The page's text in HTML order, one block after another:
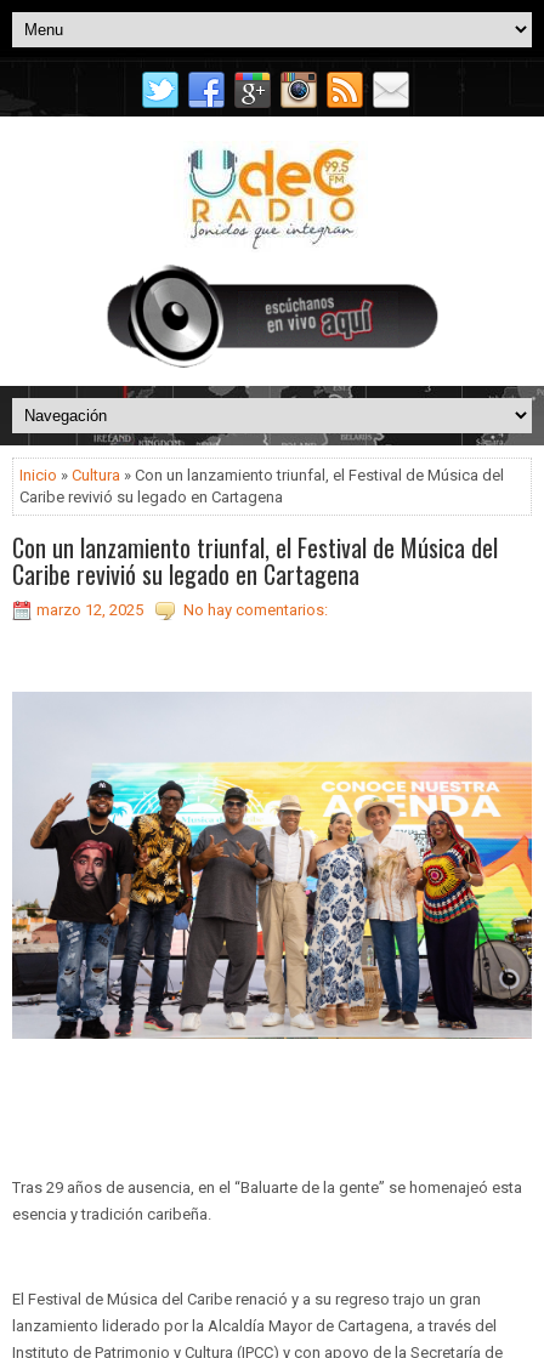
Inicio » Cultura » Con un lanzamiento triunfal, el Festival de Música del
Caribe revivió su legado en Cartagena
Con un lanzamiento triunfal, el Festival de Música del
Caribe revivió su legado en Cartagena
marzo 12, 2025 No hay comentarios:
Tras 29 años de ausencia, en el “Baluarte de la gente” se homenajeó esta
esencia y tradición caribeña.
El Festival de Música del Caribe renació y a su regreso trajo un gran
lanzamiento liderado por la Alcaldía Mayor de Cartagena, a través del
Instituto de Patrimonio y Cultura (IPCC) y con apoyo de la Secretaría de